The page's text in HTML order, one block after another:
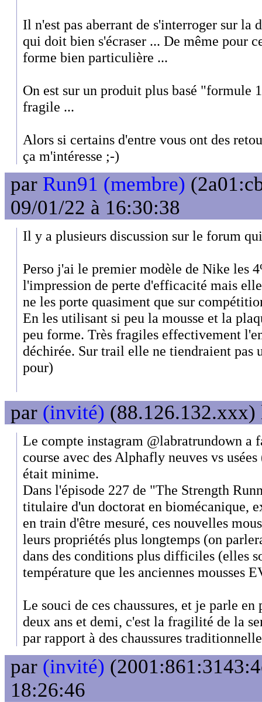
Il n'est pas aberrant de s'interroger sur la
qui doit bien s'écraser ... De même pour
forme bien particulière ...
On est sur un produit plus basé "formule
fragile ...
Alors si certains d'entre vous ont des
ça m'intéresse ;-)
par Run91 (membre)
09/01/22 à 16:30:38
Il y a plusieurs discussion sur le forum
Perso j'ai le premier modèle de Nike les
l'impression de perte d'efficacité mais
ne les porte quasiment que sur
En les utilisant si peu la mousse et la
peu forme. Très fragiles effectivement
déchirée. Sur trail elle ne tiendraient pas
pour)
par (invité) (88.126.132.xxx)
Le compte instagram @labratrundown a
course avec des Alphafly neuves vs
était minime.
Dans l'épisode 227 de "The Strength
titulaire d'un doctorat en biomécanique,
en train d'être mesuré, ces nouvelles
leurs propriétés plus longtemps (on
dans des conditions plus difficiles (elles
température que les anciennes mousses
Le souci de ces chaussures, et je parle en
deux ans et demi, c'est la fragilité de la
par rapport à des chaussures
par (invité)
18:26:46